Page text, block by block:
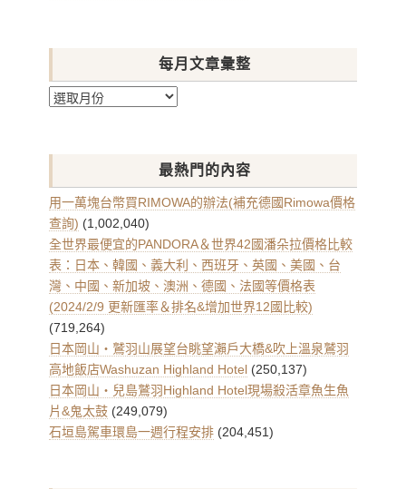
每月文章彙整
每
章
整
最熱門的內容
用一萬塊台幣買RIMOWA的辦法(補充德國Rimowa價格
查詢) (1,002,040)
全世界最便宜的PANDORA＆世界42國潘朵拉價格比較
表：日本、韓國、義大利、西班牙、英國、美國、台
灣、中國、新加坡、澳洲、德國、法國等價格表
(2024/2/9 更新匯率＆排名&增加世界12國比較)
(719,264)
日本岡山・鷲羽山展望台眺望瀨戶大橋&吹上溫泉鷲羽
高地飯店Washuzan Highland Hotel (250,137)
日本岡山・兒島鷲羽Highland Hotel現場殺活章魚生魚
片&鬼太鼓 (249,079)
石垣島駕車環島一週行程安排 (204,451)